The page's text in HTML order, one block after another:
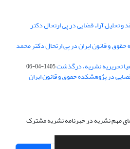
تحلیل آراء قضایی در پی ارتحال دکتر
و قانون ایران در پی ارتحال دکتر محمد
تحریریه نشریه، درگذشت1405-04-06
در پژوهشکده حقوق و قانون ایران
های مهم نشریه در خبرنامه نشریه مشترک